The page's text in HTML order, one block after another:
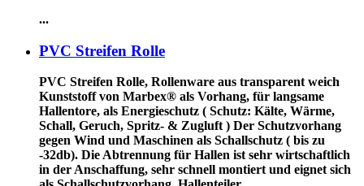
...
PVC Streifen Rolle
PVC Streifen Rolle, Rollenware aus transparent weich
Kunststoff von Marbex® als Vorhang, für langsame
Hallentore, als Energieschutz ( Schutz: Kälte, Wärme,
Schall, Geruch, Spritz- & Zugluft ) Der Schutzvorhang
gegen Wind und Maschinen als Schallschutz ( bis zu
-32db). Die Abtrennung für Hallen ist sehr wirtschaftlich
in der Anschaffung, sehr schnell montiert und eignet sich